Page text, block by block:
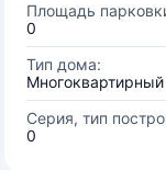
Площадь
0
Тип дома:
Серия, тип
0